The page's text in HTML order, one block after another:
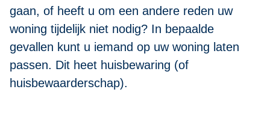
gaan, of heeft u om een andere reden uw
woning tijdelijk niet nodig? In bepaalde
gevallen kunt u iemand op uw woning laten
passen. Dit heet huisbewaring (of
huisbewaarderschap).